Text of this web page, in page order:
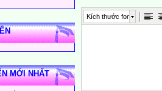
MỚI NHẤT
Kích thước font